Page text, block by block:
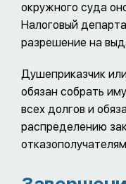
окружного суда
Налоговый
разрешение на
Душеприказчик
обязан собрать
всех долгов и
распределению